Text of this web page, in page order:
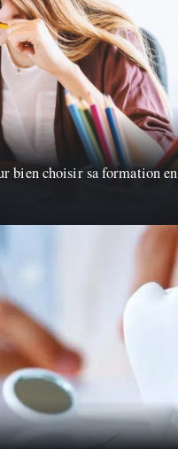
bien choisir sa formation en